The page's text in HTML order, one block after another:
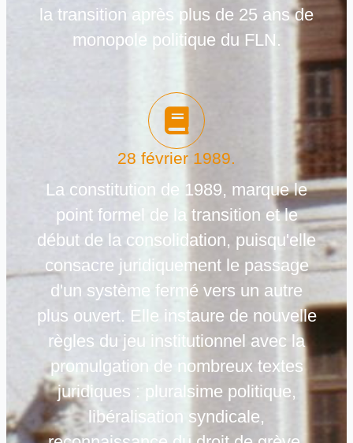
la transition après plus de 25 ans de
monopole politique du FLN.
28 février 1989.
La constitution de 1989, marque le
point formel de la transition et le
début de la consolidation, puisqu'elle
consacre juridiquement le passage
d'un système fermé vers un autre
plus ouvert. Elle instaure de nouvelle
règles du jeu institutionnel avec la
promulgation de nombreux textes
juridiques : pluralsime politique,
libéralisation syndicale,